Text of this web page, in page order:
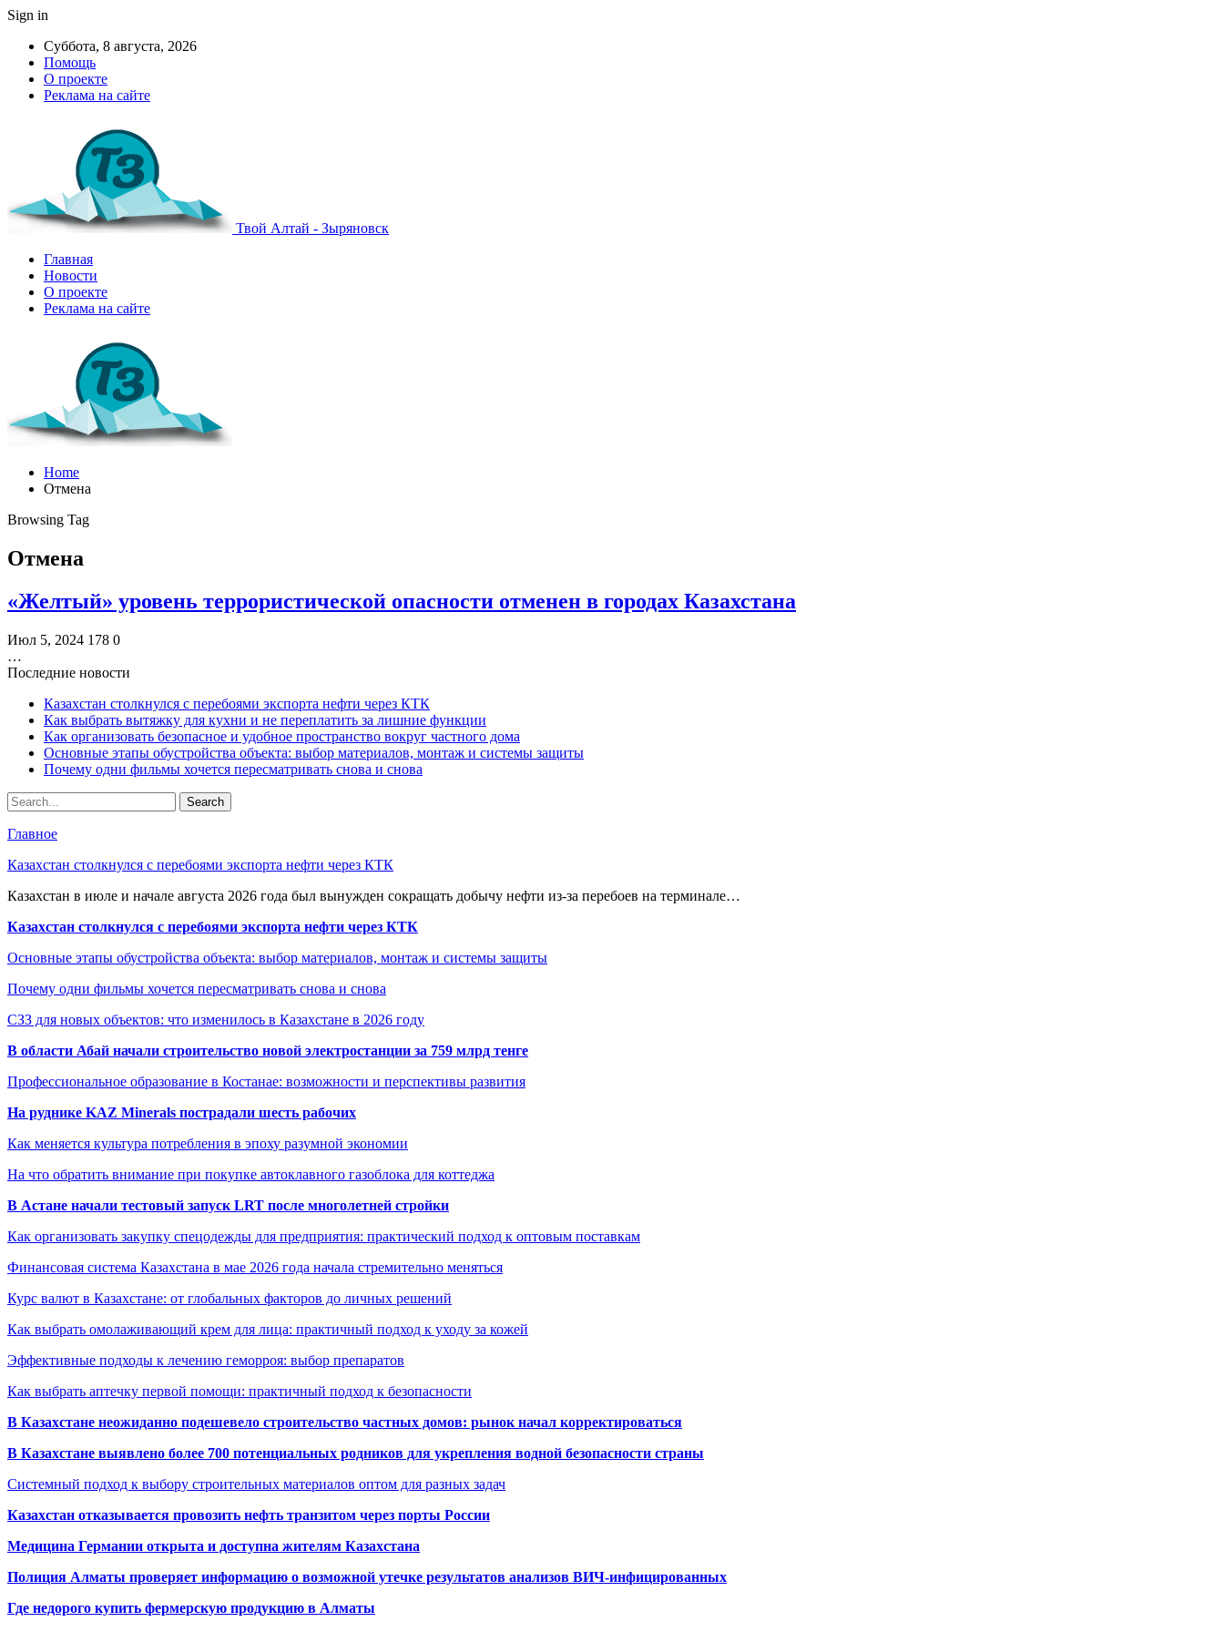
Sign in
Суббота, 8 августа, 2026
Помощь
О проекте
Реклама на сайте
Твой Алтай - Зыряновск
Главная
Новости
О проекте
Реклама на сайте
Home
Отмена
Browsing Tag
Отмена
«Желтый» уровень террористической опасности отменен в городах Казахстана
Июл 5, 2024 178 0
…
Последние новости
Казахстан столкнулся с перебоями экспорта нефти через КТК
Как выбрать вытяжку для кухни и не переплатить за лишние функции
Как организовать безопасное и удобное пространство вокруг частного дома
Основные этапы обустройства объекта: выбор материалов, монтаж и системы защиты
Почему одни фильмы хочется пересматривать снова и снова
Главное
Казахстан столкнулся с перебоями экспорта нефти через КТК
Казахстан в июле и начале августа 2026 года был вынужден сокращать добычу нефти из-за перебоев на терминале…
Казахстан столкнулся с перебоями экспорта нефти через КТК
Основные этапы обустройства объекта: выбор материалов, монтаж и системы защиты
Почему одни фильмы хочется пересматривать снова и снова
СЗЗ для новых объектов: что изменилось в Казахстане в 2026 году
В области Абай начали строительство новой электростанции за 759 млрд тенге
Профессиональное образование в Костанае: возможности и перспективы развития
На руднике KAZ Minerals пострадали шесть рабочих
Как меняется культура потребления в эпоху разумной экономии
На что обратить внимание при покупке автоклавного газоблока для коттеджа
В Астане начали тестовый запуск LRT после многолетней стройки
Как организовать закупку спецодежды для предприятия: практический подход к оптовым поставкам
Финансовая система Казахстана в мае 2026 года начала стремительно меняться
Курс валют в Казахстане: от глобальных факторов до личных решений
Как выбрать омолаживающий крем для лица: практичный подход к уходу за кожей
Эффективные подходы к лечению геморроя: выбор препаратов
Как выбрать аптечку первой помощи: практичный подход к безопасности
В Казахстане неожиданно подешевело строительство частных домов: рынок начал корректироваться
В Казахстане выявлено более 700 потенциальных родников для укрепления водной безопасности страны
Системный подход к выбору строительных материалов оптом для разных задач
Казахстан отказывается провозить нефть транзитом через порты России
Медицина Германии открыта и доступна жителям Казахстана
Полиция Алматы проверяет информацию о возможной утечке результатов анализов ВИЧ-инфицированных
Где недорого купить фермерскую продукцию в Алматы